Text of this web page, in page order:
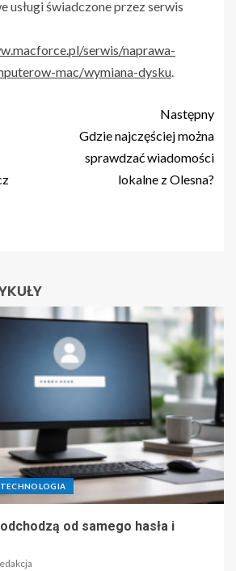
usługi świadczone przez serwis
serwis/naprawa-
mac/wymiana-dysku
Następny
Gdzie najczęściej można
sprawdzać wiadomości
lokalne z Olesna?
TECHNOLOGIA
od samego hasła i